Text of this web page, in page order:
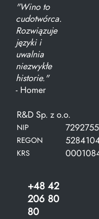
"Wino to
cudotwórca.
Rozwiązuje
języki i
uwalnia
niezwykłe
historie."
- Homer
R&D Sp. z o.o.
NIP
REGON
KRS
+48 42
206 80
80